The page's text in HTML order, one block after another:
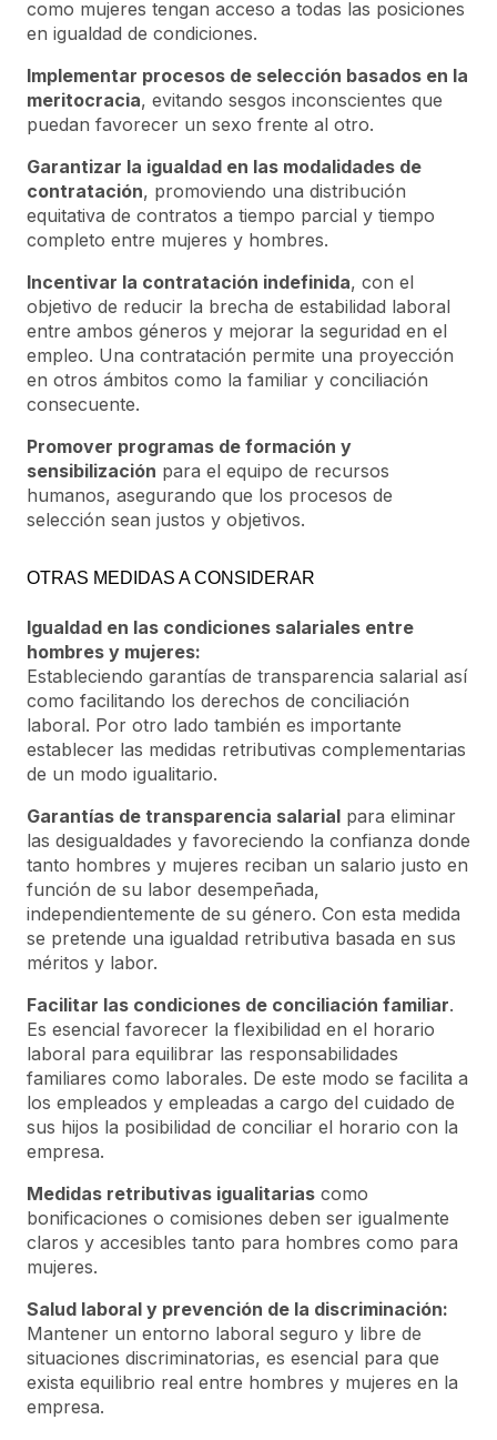
como mujeres tengan acceso a todas las posiciones
en igualdad de condiciones.
Implementar procesos de selección basados en la
meritocracia, evitando sesgos inconscientes que
puedan favorecer un sexo frente al otro.
Garantizar la igualdad en las modalidades de
contratación, promoviendo una distribución
equitativa de contratos a tiempo parcial y tiempo
completo entre mujeres y hombres.
Incentivar la contratación indefinida, con el
objetivo de reducir la brecha de estabilidad laboral
entre ambos géneros y mejorar la seguridad en el
empleo. Una contratación permite una proyección
en otros ámbitos como la familiar y conciliación
consecuente.
Promover programas de formación y
sensibilización para el equipo de recursos
humanos, asegurando que los procesos de
selección sean justos y objetivos.
OTRAS MEDIDAS A CONSIDERAR
Igualdad en las condiciones salariales entre
hombres y mujeres:
Estableciendo garantías de transparencia salarial así
como facilitando los derechos de conciliación
laboral. Por otro lado también es importante
establecer las medidas retributivas complementarias
de un modo igualitario.
Garantías de transparencia salarial para eliminar
las desigualdades y favoreciendo la confianza donde
tanto hombres y mujeres reciban un salario justo en
función de su labor desempeñada,
independientemente de su género. Con esta medida
se pretende una igualdad retributiva basada en sus
méritos y labor.
Facilitar las condiciones de conciliación familiar.
Es esencial favorecer la flexibilidad en el horario
laboral para equilibrar las responsabilidades
familiares como laborales. De este modo se facilita a
los empleados y empleadas a cargo del cuidado de
sus hijos la posibilidad de conciliar el horario con la
empresa.
Medidas retributivas igualitarias como
bonificaciones o comisiones deben ser igualmente
claros y accesibles tanto para hombres como para
mujeres.
Salud laboral y prevención de la discriminación:
Mantener un entorno laboral seguro y libre de
situaciones discriminatorias, es esencial para que
exista equilibrio real entre hombres y mujeres en la
empresa.